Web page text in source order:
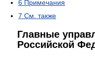
6 Примечания
7 См. также
Главные
Российской